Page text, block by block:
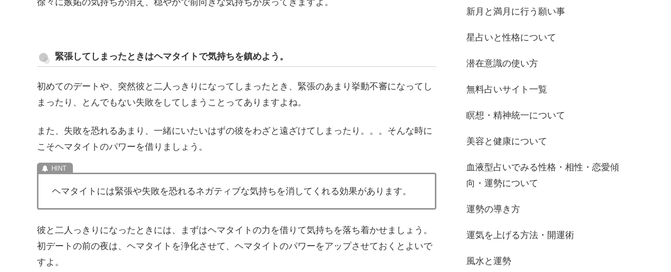
緊張してしまったときはヘマタイトで気持ちを鎮めよう。
初めてのデートや、突然彼と二人っきりになってしまったとき、緊張のあまり挙動不審になってし
まったり、とんでもない失敗をしてしまうことってありますよね。
また、失敗を恐れるあまり、一緒にいたいはずの彼をわざと遠ざけてしまったり。。。そんな時に
こそヘマタイトのパワーを借りましょう。
ヘマタイトには緊張や失敗を恐れるネガティブな気持ちを消してくれる効果があります。
彼と二人っきりになったときには、まずはヘマタイトの力を借りて気持ちを落ち着かせましょう。
初デートの前の夜は、ヘマタイトを浄化させて、ヘマタイトのパワーをアップさせておくとよいで
すよ。
新月と満月に行う願い事
星占いと性格について
潜在意識の使い方
無料占いサイト一覧
瞑想・精神統一について
美容と健康について
血液型占いでみる性格・相性・恋愛傾
向・運勢について
運勢の導き方
運気を上げる方法・開運術
風水と運勢